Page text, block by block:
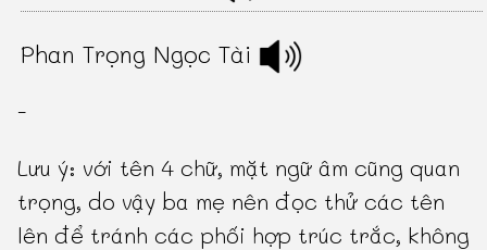
Phan Trọng Ngọc Tài
-
Lưu ý: với tên 4 chữ, mặt ngữ âm cũng quan
trọng, do vậy ba mẹ nên đọc thử các tên
lên để tránh các phối hợp trúc trắc, không